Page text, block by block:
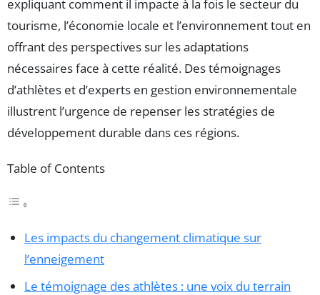
expliquant comment il impacte à la fois le secteur du
tourisme, l’économie locale et l’environnement tout en
offrant des perspectives sur les adaptations
nécessaires face à cette réalité. Des témoignages
d’athlètes et d’experts en gestion environnementale
illustrent l’urgence de repenser les stratégies de
développement durable dans ces régions.
Table of Contents
Les impacts du changement climatique sur
l’enneigement
Le témoignage des athlètes : une voix du terrain